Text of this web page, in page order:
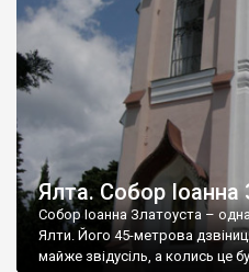
Ялта. Собор Іоанна
Собор Іоанна Златоуста –
Ялти. Його 45-метрова
майже звідусіль, а колись це